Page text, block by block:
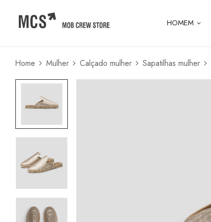
HOMEM
Home Mulher Calçado mulher Sapatilhas mulher